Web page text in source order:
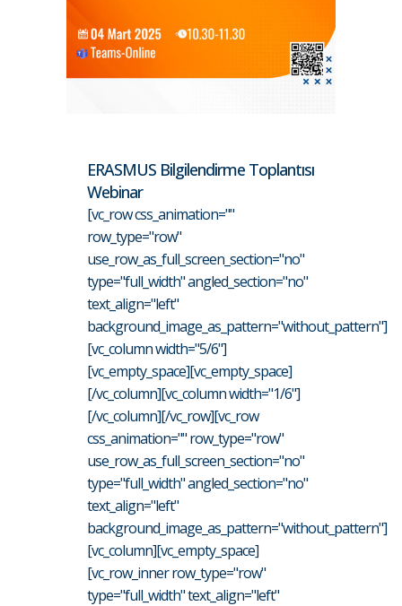
ERASMUS Bilgilendirme Toplantısı
Webinar
[vc_row css_animation=""
row_type="row"
use_row_as_full_screen_section="no"
type="full_width" angled_section="no"
text_align="left"
background_image_as_pattern="without_pattern"]
[vc_column width="5/6"]
[vc_empty_space][vc_empty_space]
[/vc_column][vc_column width="1/6"]
[/vc_column][/vc_row][vc_row
css_animation="" row_type="row"
use_row_as_full_screen_section="no"
type="full_width" angled_section="no"
text_align="left"
background_image_as_pattern="without_pattern"]
[vc_column][vc_empty_space]
[vc_row_inner row_type="row"
type="full_width" text_align="left"